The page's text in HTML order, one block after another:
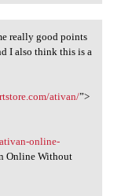
some
really good points
I also think this is a
ativan/”>
online-
Online Without